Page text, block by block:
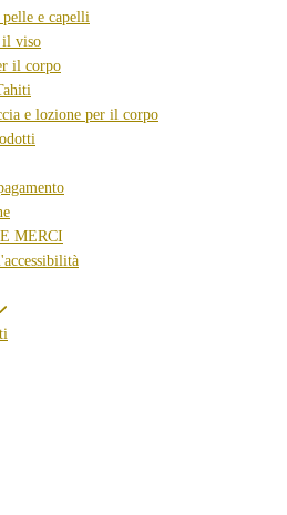
e capelli
il viso
il corpo
e lozione per il corpo
MERCI